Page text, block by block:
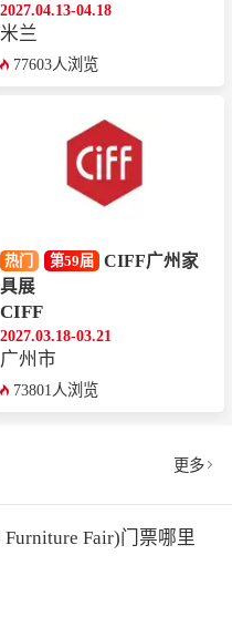
2027.04.13-04.18
米兰
77603人浏览
热门 第59届
CIFF广州家
具展
CIFF
2027.03.18-03.21
广州市
73801人浏览
更多
Fair)门票哪里